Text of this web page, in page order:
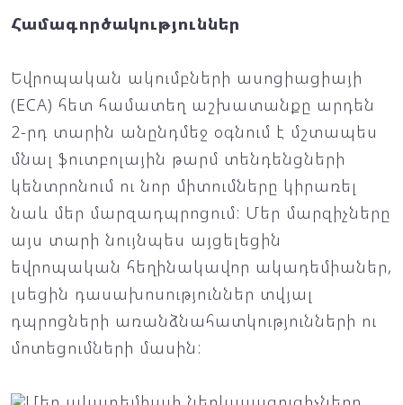
Համագործակություններ
Եվրոպական ակումբների ասոցիացիայի
(ECA) հետ համատեղ աշխատանքը արդեն
2-րդ տարին անընդմեջ օգնում է մշտապես
մնալ ֆուտբոլային թարմ տենդենցների
կենտրոնում ու նոր միտումները կիրառել
նաև մեր մարզադպրոցում: Մեր մարզիչները
այս տարի նույնպես այցելեցին
եվրոպական հեղինակավոր ակադեմիաներ,
լսեցին դասախոսություններ տվյալ
դպրոցների առանձնահատկությունների ու
մոտեցումների մասին: